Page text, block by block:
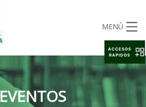
MENÚ
EVENTOS
ACCESOS
RAPIDOS